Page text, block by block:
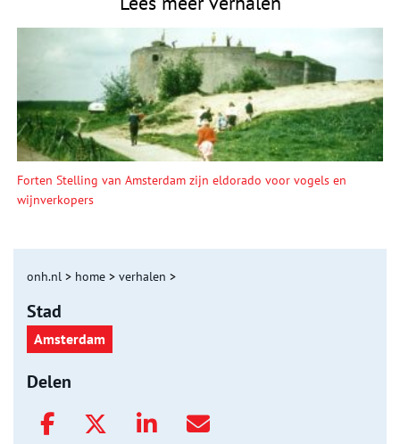
Forten Stelling van Amsterdam zijn eldorado voor vogels en
wijnverkopers
onh.nl > home > verhalen >
Stad
Amsterdam
Delen